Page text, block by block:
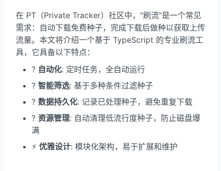
在 PT（Private Tracker）社区中，"刷流"是一个常见
需求：自动下载免费种子，完成下载后做种以获取上传
流量。本文将介绍一个基于 TypeScript 的专业刷流工
具，它具备以下特点：
? 自动化: 定时任务，全自动运行
? 智能筛选: 基于多种条件过滤种子
? 数据持久化: 记录已处理种子，避免重复下载
? 资源管理: 自动清理低流行度种子，防止磁盘爆
满
⚡ 优雅设计: 模块化架构，易于扩展和维护